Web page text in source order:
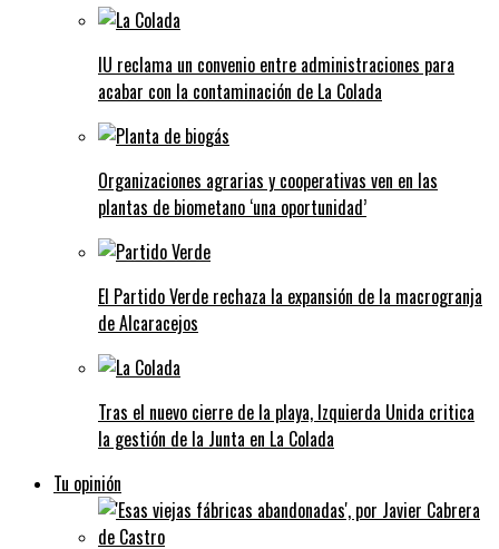
IU reclama un convenio entre administraciones para
acabar con la contaminación de La Colada
Organizaciones agrarias y cooperativas ven en las
plantas de biometano ‘una oportunidad’
El Partido Verde rechaza la expansión de la macrogranja
de Alcaracejos
Tras el nuevo cierre de la playa, Izquierda Unida critica
la gestión de la Junta en La Colada
Tu opinión